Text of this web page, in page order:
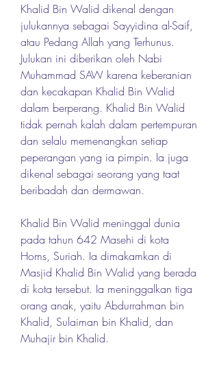
Khalid Bin Walid dikenal dengan
julukannya sebagai Sayyidina al-Saif,
atau Pedang Allah yang Terhunus.
Julukan ini diberikan oleh Nabi
Muhammad SAW karena keberanian
dan kecakapan Khalid Bin Walid
dalam berperang. Khalid Bin Walid
tidak pernah kalah dalam pertempuran
dan selalu memenangkan setiap
peperangan yang ia pimpin. Ia juga
dikenal sebagai seorang yang taat
beribadah dan dermawan.
Khalid Bin Walid meninggal dunia
pada tahun 642 Masehi di kota
Homs, Suriah. Ia dimakamkan di
Masjid Khalid Bin Walid yang berada
di kota tersebut. Ia meninggalkan tiga
orang anak, yaitu Abdurrahman bin
Khalid, Sulaiman bin Khalid, dan
Muhajir bin Khalid.